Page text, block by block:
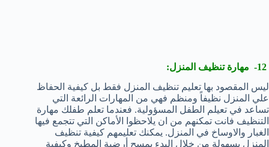
ليس المقصود بها تعليم تنظيف المنزل فقط بل كيفية الحفاظ
علي المنزل نظيفاً ومنظم فهي من المهارات الرائعة التي
تساعد في تعيلم الطفل المسؤولية. فعندما تعلم طفلك مهارة
التنظيف فانت تمكنهم من ان يلاحظوا الأماكن التي تتجمع فيها
الغبار والاوساخ في المنزل. يمكنك تعليمهم كيفية تنظيف
المنزل بسهولة من خلال البدء بمسح أرضية المطبخ وكيفية